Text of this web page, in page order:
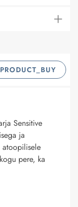
PRODUCT_BUY
Sensitive
ja
atoopilisele
pere, ka